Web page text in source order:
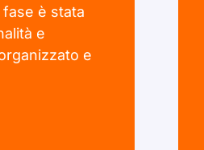
è stata
e
e